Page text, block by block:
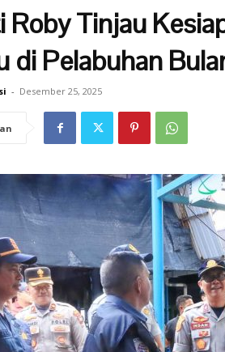
Roby Tinjau
di Pelabuhan
- Desember 25, 2025